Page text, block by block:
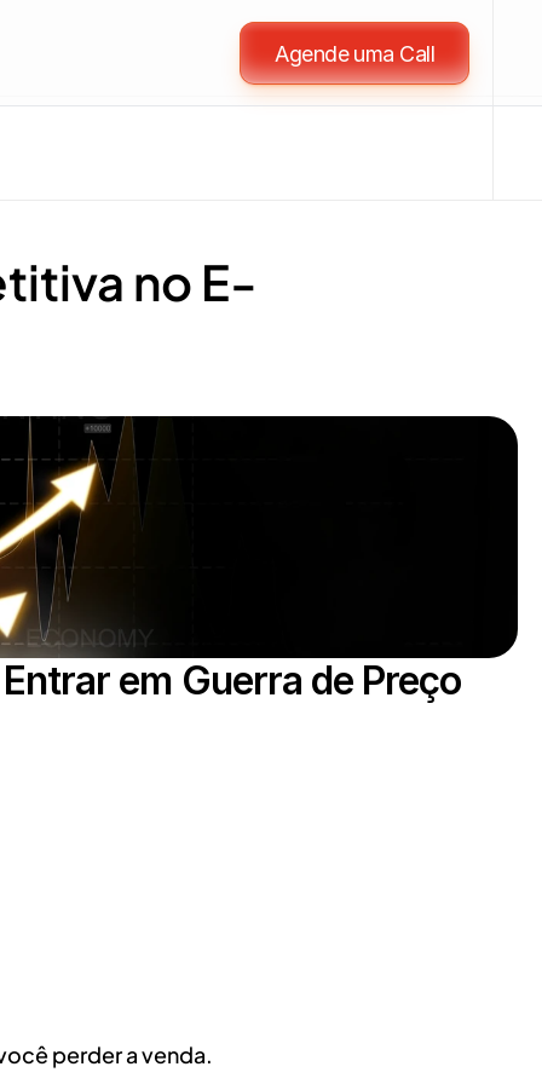
no E-
em Guerra de Preço
perder a venda.
Agende uma Call